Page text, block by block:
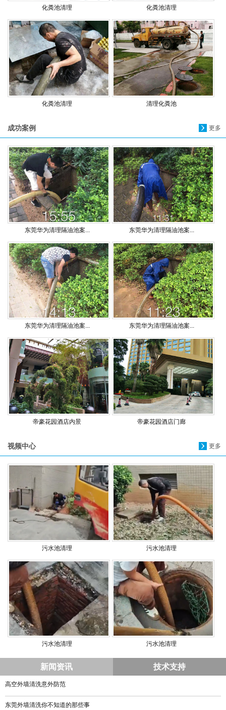
化粪池清理 化粪池清理
化粪池清理 清理化粪池
更多
成功案例
东莞华为清理隔油池案... 东莞华为清理隔油池案...
东莞华为清理隔油池案... 东莞华为清理隔油池案...
帝豪花园酒店内景 帝豪花园酒店门廊
更多
视频中心
污水池清理 污水池清理
污水池清理 污水池清理
新闻资讯 技术支持
高空外墙清洗意外防范
东莞外墙清洗你不知道的那些事